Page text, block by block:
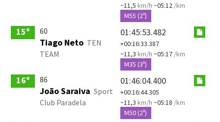
~11,5 km/h ~05:12 /km
M55 (2º)
15º 60
Tiago Neto TEN
TEAM
01:45:53.482
+00:16:33.387
~11,3 km/h ~05:17 /km
M35 (3º)
16º 86
João Saraiva Sport
Club Paradela
01:46:04.400
+00:16:44.305
~11,3 km/h ~05:18 /km
M50 (2º)